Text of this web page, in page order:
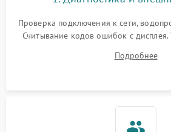
Проверка подключения к сети,
Считывание кодов ошибок с дисплея.
выявления посторонних шумов,
электронного модуля
Подробнее